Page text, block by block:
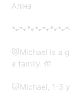
Аліна
😻Michael is a
a family. 🤲
🐱Michael, 1-3